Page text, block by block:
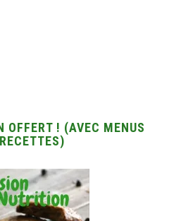
OFFERT ! (AVEC MENUS